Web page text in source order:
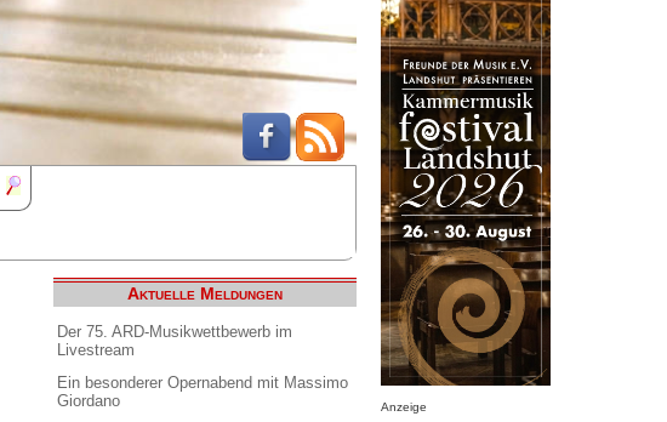
Aktuelle Meldungen
Der 75. ARD-Musikwettbewerb im
Livestream
Ein besonderer Opernabend mit Massimo
Giordano
Anzeige